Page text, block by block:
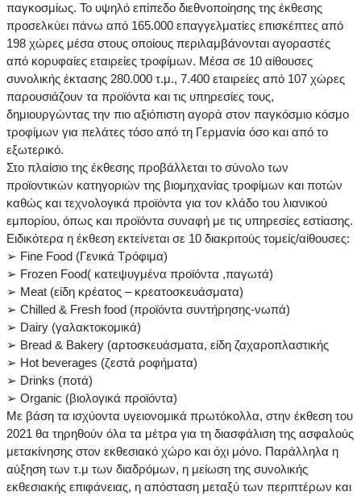
παγκοσμίως. Το υψηλό επίπεδο διεθνοποίησης της έκθεσης
προσελκύει πάνω από 165.000 επαγγελματίες επισκέπτες από
198 χώρες μέσα στους οποίους περιλαμβάνονται αγοραστές
από κορυφαίες εταιρείες τροφίμων. Μέσα σε 10 αίθουσες
συνολικής έκτασης 280.000 τ.μ., 7.400 εταιρείες από 107 χώρες
παρουσιάζουν τα προϊόντα και τις υπηρεσίες τους,
δημιουργώντας την πιο αξιόπιστη αγορά στον παγκόσμιο κόσμο
τροφίμων για πελάτες τόσο από τη Γερμανία όσο και από το
εξωτερικό.
Στο πλαίσιο της έκθεσης προβάλλεται το σύνολο των
προϊοντικών κατηγοριών της βιομηχανίας τροφίμων και ποτών
καθώς και τεχνολογικά προϊόντα για τον κλάδο του λιανικού
εμπορίου, όπως και προϊόντα συναφή με τις υπηρεσίες εστίασης.
Ειδικότερα η έκθεση εκτείνεται σε 10 διακριτούς τομείς/αίθουσες:
➢ Fine Food (Γενικά Τρόφιμα)
➢ Frozen Food( κατεψυγμένα προϊόντα ,παγωτά)
➢ Meat (είδη κρέατος – κρεατοσκευάσματα)
➢ Chilled & Fresh food (προϊόντα συντήρησης-νωπά)
➢ Dairy (γαλακτοκομικά)
➢ Bread & Bakery (αρτοσκευάσματα, είδη ζαχαροπλαστικής
➢ Hot beverages (ζεστά ροφήματα)
➢ Drinks (ποτά)
➢ Organic (βιολογικά προϊόντα)
Με βάση τα ισχύοντα υγειονομικά πρωτόκολλα, στην έκθεση του
2021 θα τηρηθούν όλα τα μέτρα για τη διασφάλιση της ασφαλούς
μετακίνησης στον εκθεσιακό χώρο και όχι μόνο. Παράλληλα η
αύξηση των τ.μ των διαδρόμων, η μείωση της συνολικής
εκθεσιακής επιφάνειας, η απόσταση μεταξύ των περιπτέρων και